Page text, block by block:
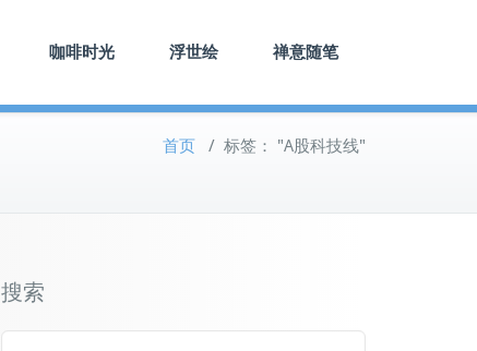
咖啡时光 浮世绘 禅意随笔
首页 / 标签： "A股科技线"
搜索